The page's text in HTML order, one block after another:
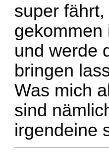
super
gekommen
und werde
bringen
Was mich
sind
irgendeine